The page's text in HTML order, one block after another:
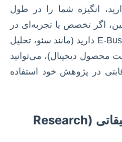
انگیزه شما را در طول
اگر تخصص یا تجربه‌ای در
زمینه‌های خاصی از E-Business دارید (مانند سئو، تحلیل
محصول دیجیتال)، می‌توانید
در پژوهش خود استفاده
بررسی شکاف تحقیقاتی (Research